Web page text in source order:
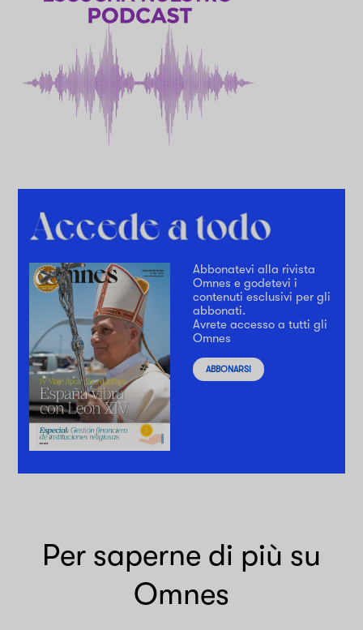
Abbonatevi alla rivista
Omnes e godetevi i
contenuti esclusivi per gli
abbonati.
Avrete accesso a tutti gli
Omnes
ABBONARSI
Per saperne di più su
Omnes